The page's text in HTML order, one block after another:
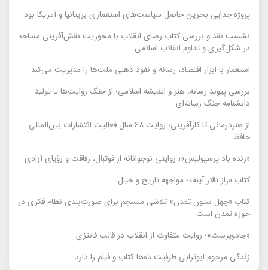
پروژه جدایی بحرین حاصل سیاست‌های استعماری بریتانیا و آمریکا بود
نشست نقد و بررسی کتاب رضای انقلاب با محوریت نقش‌آفرینی مساجد
در شکل‌گیری و تداوم انقلاب اسلامی
استعمار با ابزار اقتصاد، رسانه و نفوذ ذهنی ملت‌ها را مدیریت می‌کند
بررسی پیوند رسانه، هنر و اندیشه اسلامی؛ از جنگ روایت‌ها تا تولید
دانشنامه جنگ رسانه‌ای
از هنردرمانی تا کارآفرینی؛ روایت ۶۸ سال فعالیت انتشارات بین‌المللی
حافظ
«زنده باد پرسپولیس»؛ روایتی نوجوانانه از فوتبال، رفاقت و رؤیای آزادی
کتاب «راز تالار آینه»؛ مواجهه تاریخ و خیال
کتاب «چهل ستون تمدن» تلاشی منسجم برای صورت‌بندی نظام فکری در
حوزه تمدن است
«جادوپرست»؛ روایت متفاوت از انقلاب در قالب فانتزی
زندگی مرحوم ابوترابی ظرفیت ده‌ها کتاب و فیلم را دارد